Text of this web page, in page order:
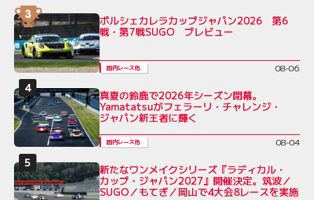
ポルシェカレラカップジャパン2026 第6
戦・第7戦SUGO プレビュー
国内レース他 08-06
真夏の鈴鹿で2026年シーズン閉幕。
Yamatatsuがフェラーリ・チャレンジ・
ジャパン新王者に輝く
国内レース他 08-04
新たなワンメイクシリーズ『ラディカル・
カップ・ジャパン2027』開催決定。筑波／
SUGO／もてぎ／岡山で4大会8レースを実施